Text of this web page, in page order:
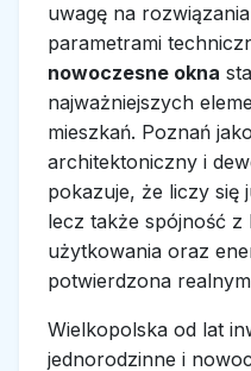
uwagę na
parametrami
nowoczesne okna
najważniejszych
mieszkań. Poznań
architektoniczny i
pokazuje, że liczy się
lecz także spójność
użytkowania oraz
potwierdzona
Wielkopolska od lat
jednorodzinne i